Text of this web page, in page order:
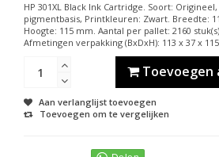
HP 301XL Black Ink Cartridge. Soort:
pigmentbasis, Printkleuren: Zwart. Breedte:
Hoogte: 115 mm. Aantal per pallet: 2160
Afmetingen verpakking (BxDxH): 113 x 37 x
Toevoegen
Aan verlanglijst toevoegen
Toevoegen om te vergelijken